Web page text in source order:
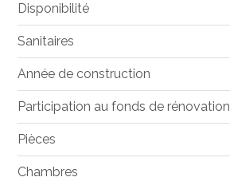
Disponibilité
Sanitaires
Année de construction
Participation au fonds de rénovation
Pièces
Chambres